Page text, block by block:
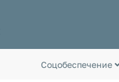
Соцобеспечение